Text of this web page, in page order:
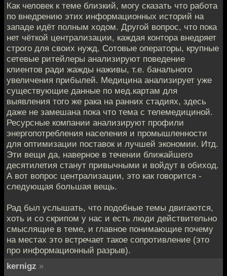
Как человек к теме близкий, могу сказать что работа
по внедрению этих информационных историй на
западе идёт полным ходом. Другой вопрос, что пока
нет чёткой централизации, каждая контора внедряет
строго для своих нужд. Сотовые операторы, крупные
сетевые ритейлеры анализируют поведение
клиентов ради жажды наживы, т.е. банального
увеличения прибылей. Медицина анализирует уже
существующие данные по мед.картам для
выявления того же рака на ранних стадиях, здесь
даже не замешана пока что тема с телемедициной.
Ресурсные компании анализируют профили
энергопотребления населения и промышленности
для оптимизации поставок и лучшей экономии. Итд.
Эти вещи да, наверное в течении ближайшего
десятилетия станут привычными и войдут в обиход.
А вот вопрос централизации, это как говорится -
следующая большая вещь.
Рад был услышать, что подобные темы двигаются,
хоть и со скрипом у нас и есть люди действительно
смыслящие в теме, и главное понимающие почему
на местах это встречает такое сопротивление (это
про информационный разрыв).
kernigz »